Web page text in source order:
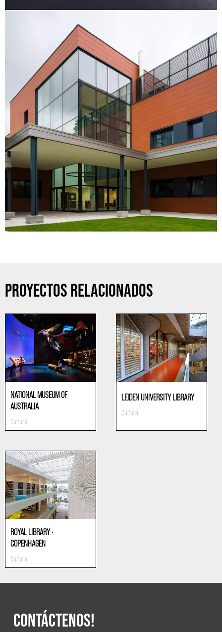
PROYECTOS RELACIONADOS
NATIONAL MUSEUM OF
AUSTRALIA
Cultura
LEIDEN UNIVERSITY LIBRARY
Cultura
ROYAL LIBRARY ·
COPENHAGEN
Cultura
CONTÁCTENOS!